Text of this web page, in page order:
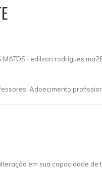
MATOS |
Adoecimento
em sua capacidade de